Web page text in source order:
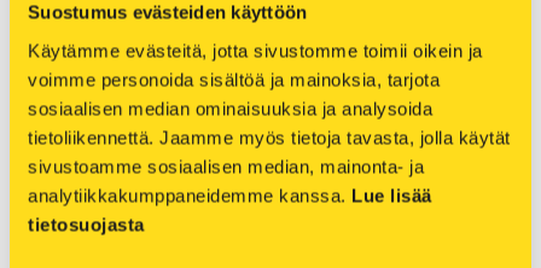
Suostumus evästeiden käyttöön
Käytämme evästeitä, jotta sivustomme toimii oikein ja
voimme personoida sisältöä ja mainoksia, tarjota
sosiaalisen median ominaisuuksia ja analysoida
tietoliikennettä. Jaamme myös tietoja tavasta, jolla käytät
sivustoamme sosiaalisen median, mainonta- ja
analytiikkakumppaneidemme kanssa. Lue lisää
tietosuojasta
Valmistuin Lappeenrannan teknillisestä
korkeakoulusta vuonna 2007. Pian valmistumiseni
jälkeen huomasin Kuopion Energian etsivän
käyttötalousinsinööriä ja kunnossapitopäällikköä.
Laitoin varmuuden vuoksi molempiin tehtäviin
paperit sisään. Hämmästys oli suuri, kun parin
viikon päästä minulle soitettiin ja sovittiin jo